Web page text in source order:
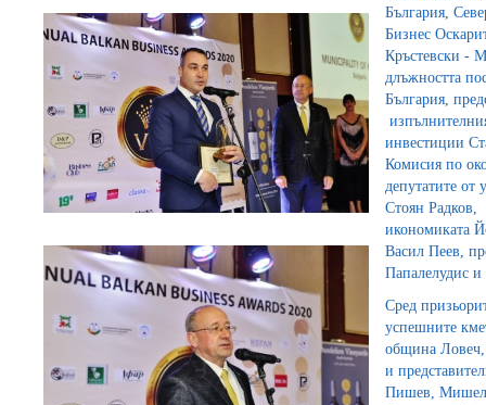
България,
Бизнес
Кръстевски -
длъжността
България,
инвестиции
Комисия по
депутатите от
Стоян Радков,
икономиката
Васил Пеев,
Папалелудис
Сред
успешните
община
и
Пишев, Мишел